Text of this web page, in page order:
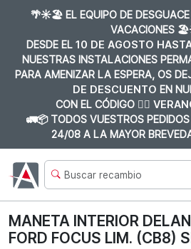
🌴☀️🏖️ EL EQUIPO DE
VACACIONES
DESDE EL 10 DE AGOSTO
NUESTRAS INSTALACIONES
PARA AMENIZAR LA ESPERA, OS
DE DESCUENTO EN
CON EL CÓDIGO 👉🏼
🚛📦 TODOS VUESTROS
24/08 A LA MAYOR
MANETA INTERIOR
FORD FOCUS LIM. (CB8)